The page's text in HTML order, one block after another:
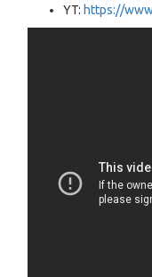
YT: https://